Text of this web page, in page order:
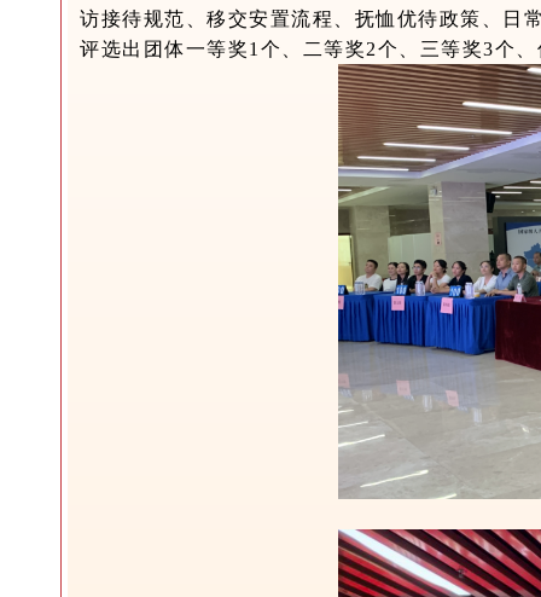
访接待规范、移交安置流程、抚恤优待政策、日
评选出团体一等奖1个、二等奖2个、三等奖3个